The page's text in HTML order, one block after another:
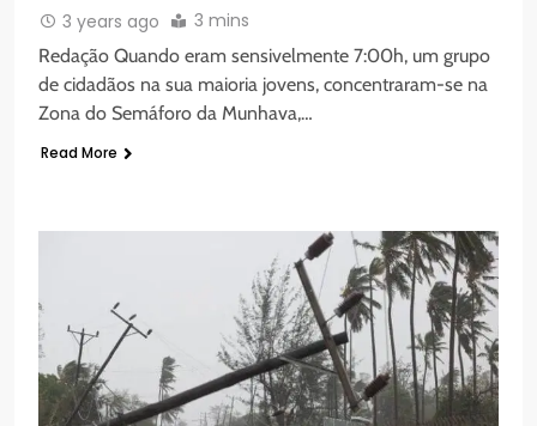
3 years ago 3 mins
Redação Quando eram sensivelmente 7:00h, um grupo
de cidadãos na sua maioria jovens, concentraram-se na
Zona do Semáforo da Munhava,…
Read More